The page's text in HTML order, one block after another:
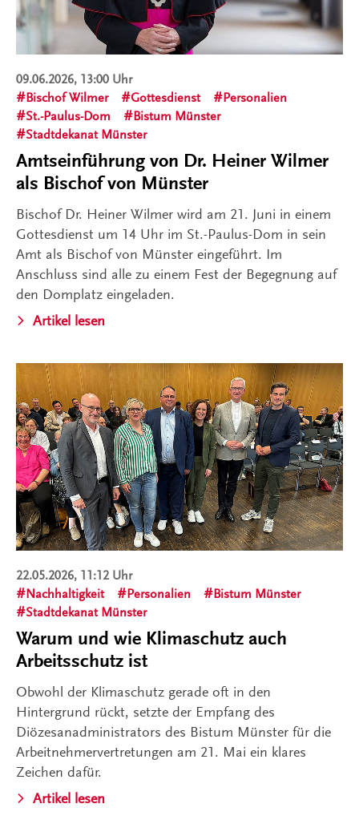
09.06.2026, 13:00 Uhr
Bischof Wilmer
Gottesdienst
Personalien
St.-Paulus-Dom
Bistum Münster
Stadtdekanat Münster
Amtseinführung von Dr. Heiner Wilmer
als Bischof von Münster
Bischof Dr. Heiner Wilmer wird am 21. Juni in einem
Gottesdienst um 14 Uhr im St.-Paulus-Dom in sein
Amt als Bischof von Münster eingeführt. Im
Anschluss sind alle zu einem Fest der Begegnung auf
den Domplatz eingeladen.
Artikel lesen
22.05.2026, 11:12 Uhr
Nachhaltigkeit
Personalien
Bistum Münster
Stadtdekanat Münster
Warum und wie Klimaschutz auch
Arbeitsschutz ist
Obwohl der Klimaschutz gerade oft in den
Hintergrund rückt, setzte der Empfang des
Diözesanadministrators des Bistum Münster für die
Arbeitnehmervertretungen am 21. Mai ein klares
Zeichen dafür.
Artikel lesen